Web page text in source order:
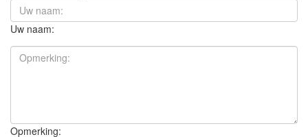
Uw naam:
Opmerking: